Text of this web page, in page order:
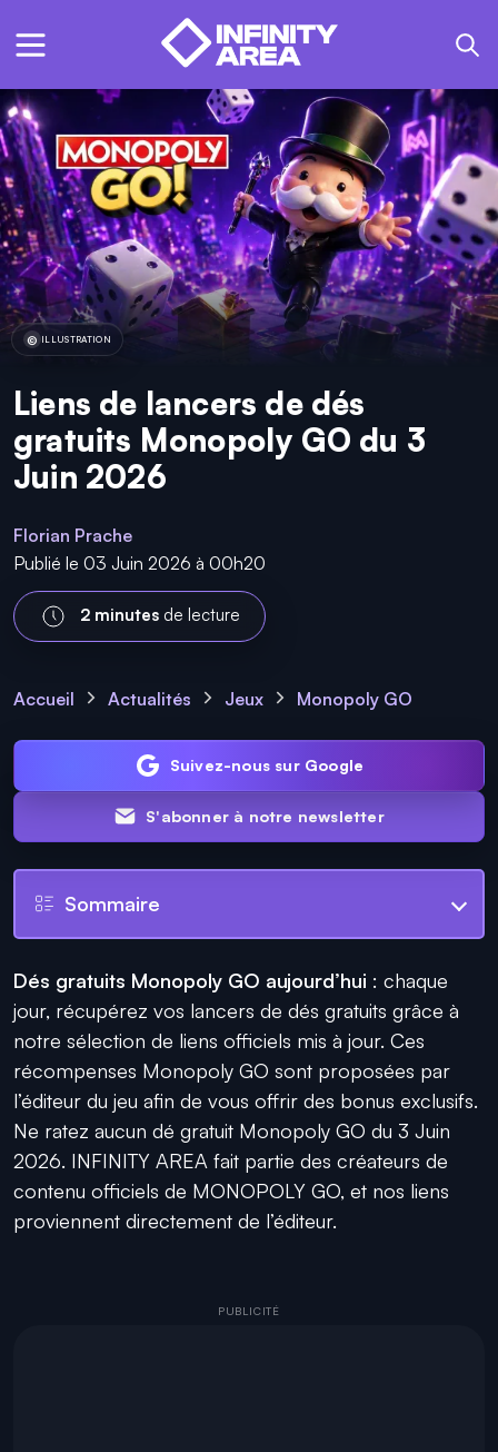
ILLUSTRATION
Liens de lancers de dés
gratuits Monopoly GO du 3
Juin 2026
Florian Prache
Publié le 03 Juin 2026 à 00h20
2 minutesde lecture
Accueil Actualités Jeux Monopoly GO
Suivez-nous sur Google
S'abonner à notre newsletter
Sommaire
Dés gratuits Monopoly GO aujourd’hui : chaque
jour, récupérez vos lancers de dés gratuits grâce à
notre sélection de liens officiels mis à jour. Ces
récompenses Monopoly GO sont proposées par
l’éditeur du jeu afin de vous offrir des bonus exclusifs.
Ne ratez aucun dé gratuit Monopoly GO du 3 Juin
2026. INFINITY AREA fait partie des créateurs de
contenu officiels de MONOPOLY GO, et nos liens
proviennent directement de l’éditeur.